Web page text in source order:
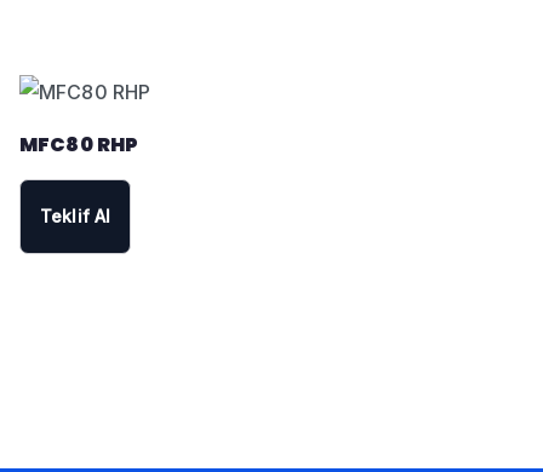
MFC80 RHP
Teklif Al